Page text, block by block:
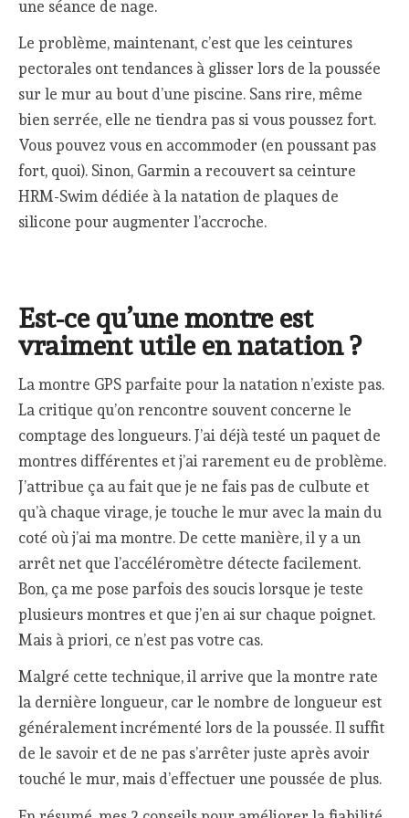
une séance de nage.
Le problème, maintenant, c’est que les ceintures
pectorales ont tendances à glisser lors de la poussée
sur le mur au bout d’une piscine. Sans rire, même
bien serrée, elle ne tiendra pas si vous poussez fort.
Vous pouvez vous en accommoder (en poussant pas
fort, quoi). Sinon, Garmin a recouvert sa ceinture
HRM-Swim dédiée à la natation de plaques de
silicone pour augmenter l’accroche.
Est-ce qu’une montre est
vraiment utile en natation ?
La montre GPS parfaite pour la natation n’existe pas.
La critique qu’on rencontre souvent concerne le
comptage des longueurs. J’ai déjà testé un paquet de
montres différentes et j’ai rarement eu de problème.
J’attribue ça au fait que je ne fais pas de culbute et
qu’à chaque virage, je touche le mur avec la main du
coté où j’ai ma montre. De cette manière, il y a un
arrêt net que l’accéléromètre détecte facilement.
Bon, ça me pose parfois des soucis lorsque je teste
plusieurs montres et que j’en ai sur chaque poignet.
Mais à priori, ce n’est pas votre cas.
Malgré cette technique, il arrive que la montre rate
la dernière longueur, car le nombre de longueur est
généralement incrémenté lors de la poussée. Il suffit
de le savoir et de ne pas s’arrêter juste après avoir
touché le mur, mais d’effectuer une poussée de plus.